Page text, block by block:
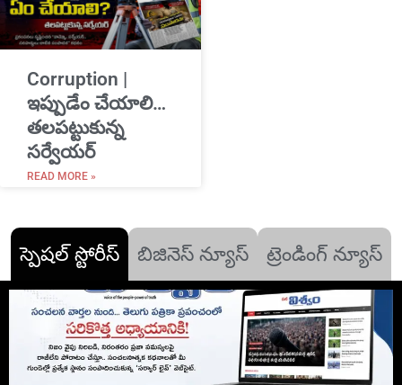
Corruption |
ఇప్పుడేం చేయాలి…
తలపట్టుకున్న
సర్వేయర్
READ MORE »
స్పెషల్ స్టోరీస్ బిజినెస్ న్యూస్ ట్రెండింగ్ న్యూస్